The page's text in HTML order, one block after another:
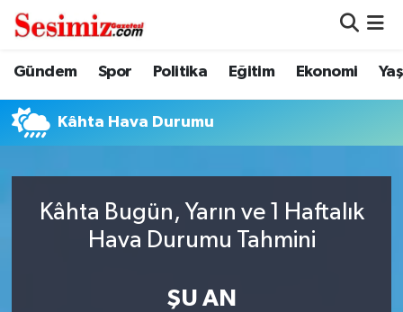
Gündem Spor Politika Eğitim Ekonomi
Kâhta Hava Durumu
Kâhta Bugün, Yarın ve 1 Haftalık
Hava Durumu Tahmini
ŞU AN
Dünya
Eğitim
Genel
Gündem
Nöbetçi Eczaneler
Hava Durumu
Trafik Durumu
Süper Lig Puan Durumu ve Fikstür